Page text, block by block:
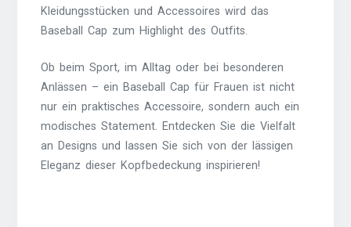
Kleidungsstücken und Accessoires wird das
Baseball Cap zum Highlight des Outfits.
Ob beim Sport, im Alltag oder bei besonderen
Anlässen – ein Baseball Cap für Frauen ist nicht
nur ein praktisches Accessoire, sondern auch ein
modisches Statement. Entdecken Sie die Vielfalt
an Designs und lassen Sie sich von der lässigen
Eleganz dieser Kopfbedeckung inspirieren!